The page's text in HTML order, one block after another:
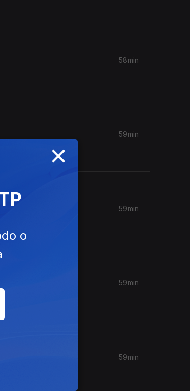
58min
59min
59min
59min
59min
×
o